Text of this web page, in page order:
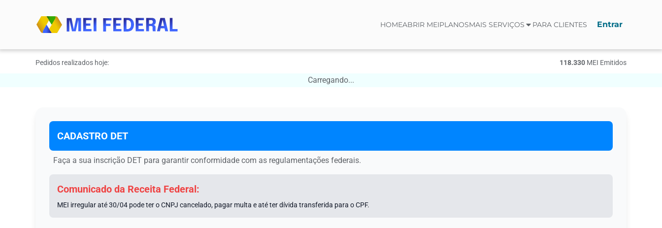
HOMEABRIR MEIPLANOSMAIS SERVIÇOS PARA CLIENTES Entrar
Pedidos realizados hoje: 118.330 МЕI Emitidos
Carregando...
CADASTRO DET
Faça a sua inscrição DET para garantir conformidade com as regulamentações federais.
Comunicado da Receita Federal:
MEI irregular até 30/04 pode ter o CNPJ cancelado, pagar multa e até ter dívida transferida para o CPF.